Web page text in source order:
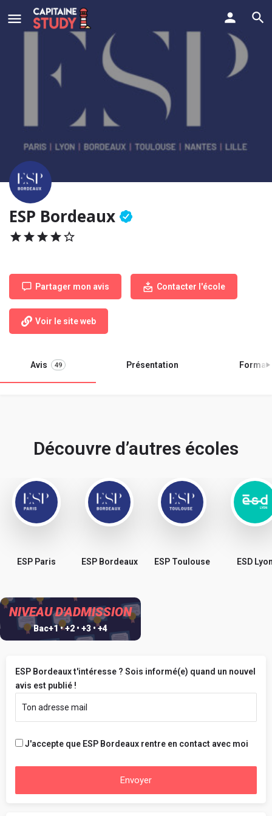
ESP Bordeaux
Partager mon avis Contacter l'école
Voir le site web
Avis 49 Présentation
Découvre d’autres écoles
ESP Paris ESP Bordeaux ESP Toulouse ESD
NIVEAU D'ADMISSION
Bac+1 • +2 • +3 • +4
ESP Bordeaux t'intéresse ? Sois informé(e) quand un nouvel
avis est publié !
J'accepte que ESP Bordeaux rentre en contact avec moi
Envoyer